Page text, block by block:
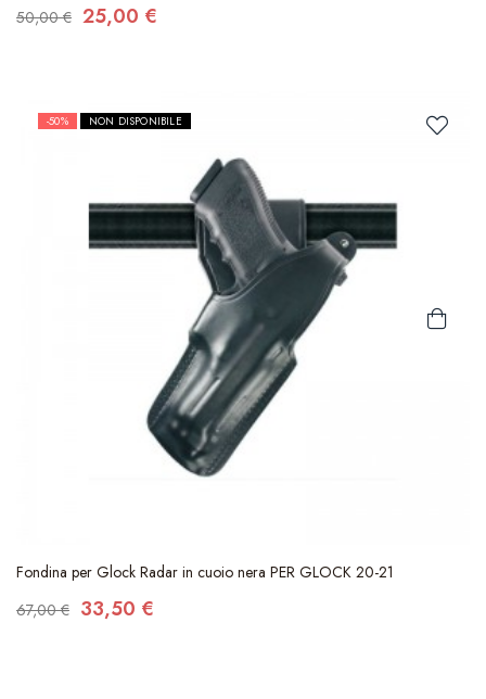
50,00 € 25,00 €
-50% NON DISPONIBILE
Fondina per Glock Radar in cuoio nera PER GLOCK 20-21
67,00 € 33,50 €